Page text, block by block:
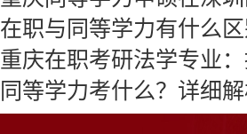
在职与同等学力有什么
重庆在职考研法学专业
同等学力考什么？详细